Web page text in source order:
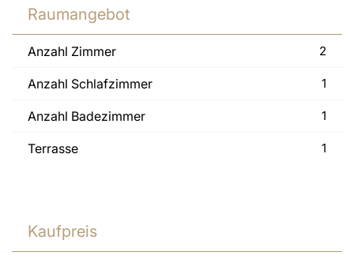
Raumangebot
Anzahl Zimmer 2
Anzahl Schlafzimmer 1
Anzahl Badezimmer 1
Terrasse 1
Kaufpreis